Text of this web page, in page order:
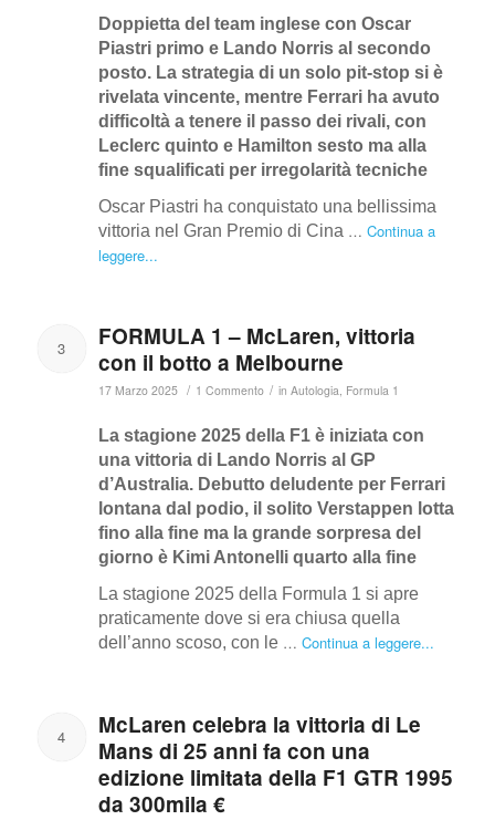
Doppietta del team inglese con Oscar
Piastri primo e Lando Norris al secondo
posto. La strategia di un solo pit-stop si è
rivelata vincente, mentre Ferrari ha avuto
difficoltà a tenere il passo dei rivali, con
Leclerc quinto e Hamilton sesto ma alla
fine squalificati per irregolarità tecniche
Oscar Piastri ha conquistato una bellissima
vittoria nel Gran Premio di Cina … Continua a
leggere...
3
FORMULA 1 – McLaren, vittoria
con il botto a Melbourne
17 Marzo 2025 / 1 Commento / in Autologia, Formula 1
La stagione 2025 della F1 è iniziata con
una vittoria di Lando Norris al GP
d’Australia. Debutto deludente per Ferrari
lontana dal podio, il solito Verstappen lotta
fino alla fine ma la grande sorpresa del
giorno è Kimi Antonelli quarto alla fine
La stagione 2025 della Formula 1 si apre
praticamente dove si era chiusa quella
dell’anno scoso, con le … Continua a leggere...
4
McLaren celebra la vittoria di Le
Mans di 25 anni fa con una
edizione limitata della F1 GTR 1995
da 300mila €